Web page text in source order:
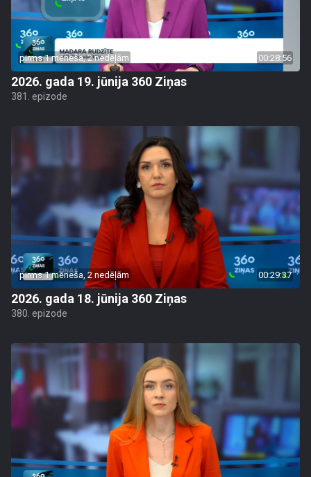
pirms 1 mēneša, 2 nedēļām 00:28:56
2026. gada 19. jūnija 360 Ziņas
381. epizode
pirms 1 mēneša, 2 nedēļām 00:29:37
2026. gada 18. jūnija 360 Ziņas
380. epizode